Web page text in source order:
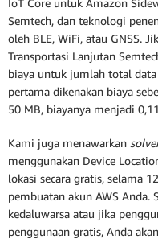
IoT Core untuk Amazon
Semtech, dan teknologi
oleh BLE, WiFi, atau GNSS.
Transportasi Lanjutan
biaya untuk jumlah total
pertama dikenakan biaya
50 MB, biayanya menjadi
Kami juga menawarkan
menggunakan Device
lokasi secara gratis, selama
pembuatan akun AWS Anda.
kedaluwarsa atau jika
penggunaan gratis, Anda